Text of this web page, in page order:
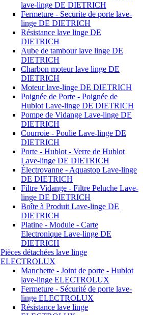
lave-linge DE DIETRICH
Fermeture - Securite de porte lave-
linge DE DIETRICH
Résistance lave linge DE
DIETRICH
Aube de tambour lave linge DE
DIETRICH
Charbon moteur lave linge DE
DIETRICH
Moteur lave-linge DE DIETRICH
Poignée de Porte - Poignée de
Hublot Lave-linge DE DIETRICH
Pompe de Vidange Lave-linge DE
DIETRICH
Courroie - Poulie Lave-linge DE
DIETRICH
Porte - Hublot - Verre de Hublot
Lave-linge DE DIETRICH
Électrovanne - Aquastop Lave-linge
DE DIETRICH
Filtre Vidange - Filtre Peluche Lave-
linge DE DIETRICH
Boîte à Produit Lave-linge DE
DIETRICH
Platine - Module - Carte
Electronique Lave-linge DE
DIETRICH
Pièces détachées lave linge
ELECTROLUX
Manchette - Joint de porte - Hublot
lave-linge ELECTROLUX
Fermeture - Sécurité de porte lave-
linge ELECTROLUX
Résistance lave linge